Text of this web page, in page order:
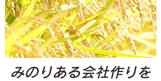
みのりある会社作りを